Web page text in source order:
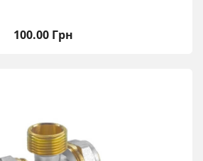
100.00 Грн